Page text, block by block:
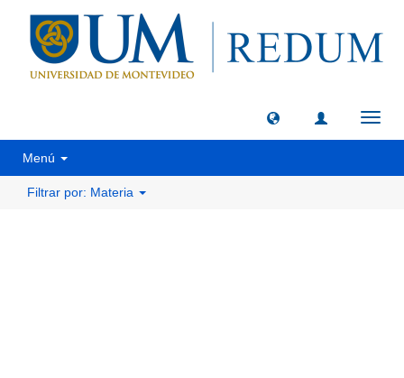
Menú
Filtrar por: Materia